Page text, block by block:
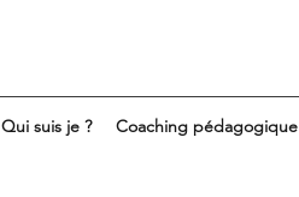
Qui suis je ? Coaching pédagogique